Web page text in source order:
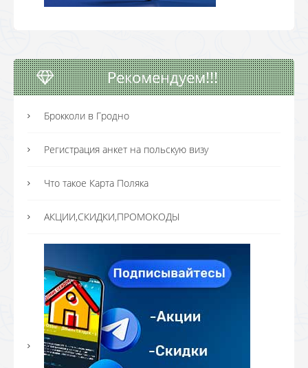
Рекомендуем!!!
Брокколи в Гродно
Регистрация анкет на польскую визу
Что такое Карта Поляка
АКЦИИ,СКИДКИ,ПРОМОКОДЫ